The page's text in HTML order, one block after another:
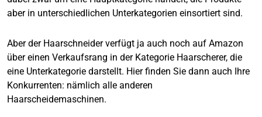
aber in unterschiedlichen Unterkategorien einsortiert sind.
Aber der Haarschneider verfügt ja auch noch auf Amazon
über einen Verkaufsrang in der Kategorie Haarscherer, die
eine Unterkategorie darstellt. Hier finden Sie dann auch Ihre
Konkurrenten: nämlich alle anderen
Haarscheidemaschinen.